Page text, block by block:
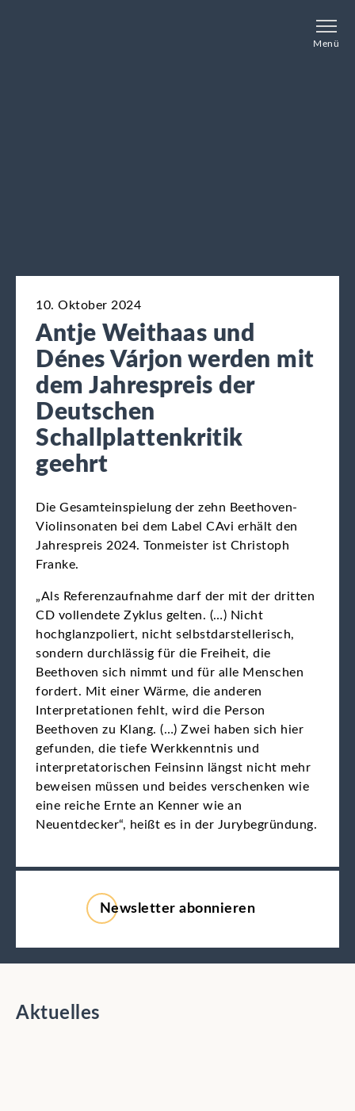
Menü
10. Oktober 2024
Antje Weithaas und
Dénes Várjon werden mit
dem Jahrespreis der
Deutschen
Schallplattenkritik
geehrt
Die Gesamteinspielung der zehn Beethoven-
Violinsonaten bei dem Label CAvi erhält den
Jahrespreis 2024. Tonmeister ist Christoph
Franke.
„Als Referenzaufnahme darf der mit der dritten
CD vollendete Zyklus gelten. (…) Nicht
hochglanzpoliert, nicht selbstdarstellerisch,
sondern durchlässig für die Freiheit, die
Beethoven sich nimmt und für alle Menschen
fordert. Mit einer Wärme, die anderen
Interpretationen fehlt, wird die Person
Beethoven zu Klang. (…) Zwei haben sich hier
gefunden, die tiefe Werkkenntnis und
interpretatorischen Feinsinn längst nicht mehr
beweisen müssen und beides verschenken wie
eine reiche Ernte an Kenner wie an
Neuentdecker“, heißt es in der Jurybegründung.
Newsletter abonnieren
Aktuelles